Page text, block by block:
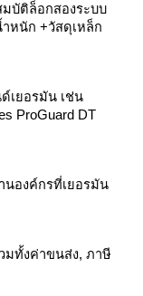
บัติล็อกสองระบบ
ำหนัก +วัสดุเหล็ก
เยอรมัน เช่น
ProGuard DT
นองค์กรที่เยอรมัน
มทั้งค่าขนส่ง, ภาษี